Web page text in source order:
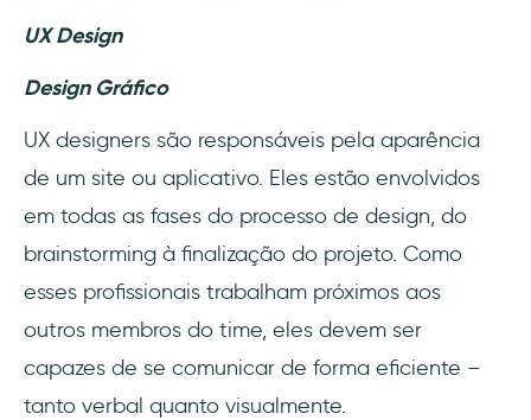
UX Design
Design Gráfico
UX designers são responsáveis pela aparência
de um site ou aplicativo. Eles estão envolvidos
em todas as fases do processo de design, do
brainstorming à finalização do projeto. Como
esses profissionais trabalham próximos aos
outros membros do time, eles devem ser
capazes de se comunicar de forma eficiente –
tanto verbal quanto visualmente.